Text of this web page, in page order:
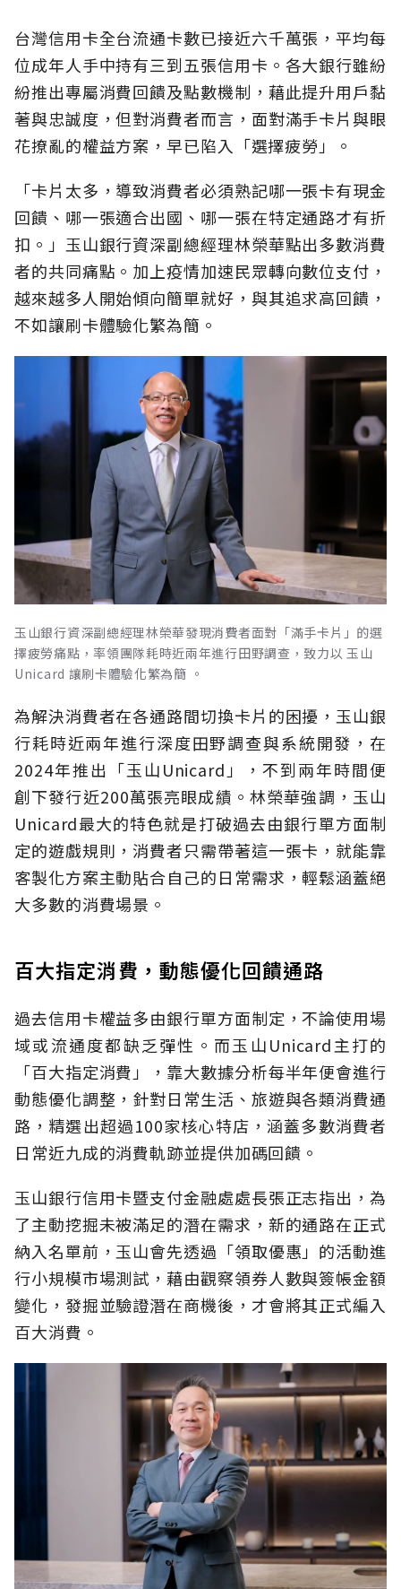
台灣信用卡全台流通卡數已接近六千萬張，平均每
位成年人手中持有三到五張信用卡。各大銀行雖紛
紛推出專屬消費回饋及點數機制，藉此提升用戶黏
著與忠誠度，但對消費者而言，面對滿手卡片與眼
花撩亂的權益方案，早已陷入「選擇疲勞」。
「卡片太多，導致消費者必須熟記哪一張卡有現金
回饋、哪一張適合出國、哪一張在特定通路才有折
扣。」玉山銀行資深副總經理林榮華點出多數消費
者的共同痛點。加上疫情加速民眾轉向數位支付，
越來越多人開始傾向簡單就好，與其追求高回饋，
不如讓刷卡體驗化繁為簡。
玉山銀行資深副總經理林榮華發現消費者面對「滿手卡片」的選
擇疲勞痛點，率領團隊耗時近兩年進行田野調查，致力以 玉山
Unicard 讓刷卡體驗化繁為簡 。
為解決消費者在各通路間切換卡片的困擾，玉山銀
行耗時近兩年進行深度田野調查與系統開發，在
2024年推出「玉山Unicard」，不到兩年時間便
創下發行近200萬張亮眼成績。林榮華強調，玉山
Unicard最大的特色就是打破過去由銀行單方面制
定的遊戲規則，消費者只需帶著這一張卡，就能靠
客製化方案主動貼合自己的日常需求，輕鬆涵蓋絕
大多數的消費場景。
百大指定消費，動態優化回饋通路
過去信用卡權益多由銀行單方面制定，不論使用場
域或流通度都缺乏彈性。而玉山Unicard主打的
「百大指定消費」，靠大數據分析每半年便會進行
動態優化調整，針對日常生活、旅遊與各類消費通
路，精選出超過100家核心特店，涵蓋多數消費者
日常近九成的消費軌跡並提供加碼回饋。
玉山銀行信用卡暨支付金融處處長張正志指出，為
了主動挖掘未被滿足的潛在需求，新的通路在正式
納入名單前，玉山會先透過「領取優惠」的活動進
行小規模市場測試，藉由觀察領券人數與簽帳金額
變化，發掘並驗證潛在商機後，才會將其正式編入
百大消費。